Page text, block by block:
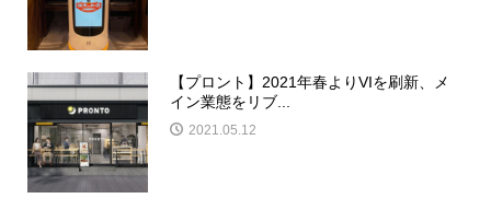
【プロント】2021年春よりVIを刷新、メ
イン業態をリブ...
2021.05.12